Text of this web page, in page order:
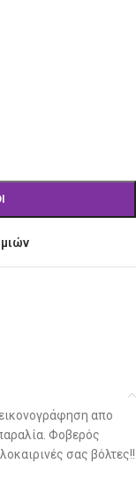
απο
Φοβερός
σας βόλτες!!